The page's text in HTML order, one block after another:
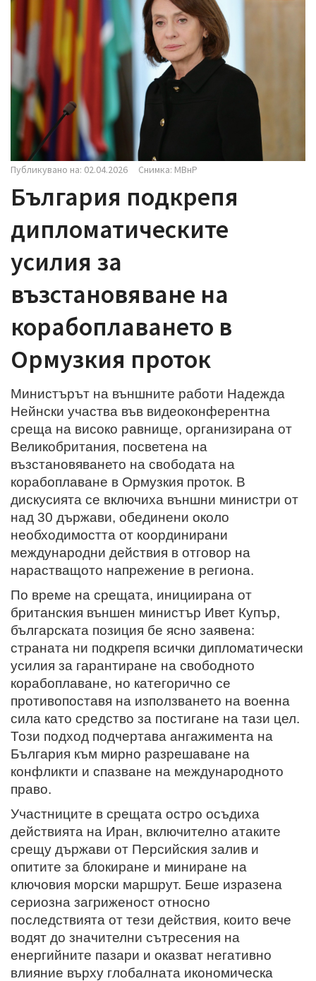
g
t
o
Публикувано на: 02.04.2026 Снимка: МВнР
България подкрепя
дипломатическите
усилия за
възстановяване на
корабоплаването в
Ормузкия проток
Министърът на външните работи Надежда
Нейнски участва във видеоконферентна
среща на високо равнище, организирана от
Великобритания, посветена на
възстановяването на свободата на
корабоплаване в Ормузкия проток. В
дискусията се включиха външни министри от
над 30 държави, обединени около
необходимостта от координирани
международни действия в отговор на
нарастващото напрежение в региона.
По време на срещата, инициирана от
британския външен министър Ивет Купър,
българската позиция бе ясно заявена:
страната ни подкрепя всички дипломатически
усилия за гарантиране на свободното
корабоплаване, но категорично се
противопоставя на използването на военна
сила като средство за постигане на тази цел.
Този подход подчертава ангажимента на
България към мирно разрешаване на
конфликти и спазване на международното
право.
Участниците в срещата остро осъдиха
действията на Иран, включително атаките
срещу държави от Персийския залив и
опитите за блокиране и миниране на
ключовия морски маршрут. Беше изразена
сериозна загриженост относно
последствията от тези действия, които вече
водят до значителни сътресения на
енергийните пазари и оказват негативно
влияние върху глобалната икономическа